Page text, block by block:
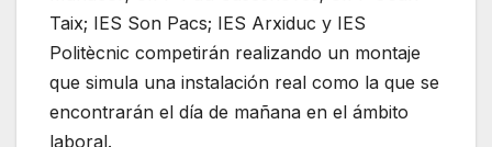
Taix; IES Son Pacs; IES Arxiduc y IES
Politècnic competirán realizando un montaje
que simula una instalación real como la que se
encontrarán el día de mañana en el ámbito
laboral.